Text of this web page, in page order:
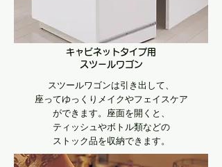
キャビネットタイプ用
​スツールワゴン
スツールワゴンは引き出して、
座ってゆっくりメイクやフェイスケア
ができます。座面を開くと、
ティッシュやボトル類などの
ストック品を収納できます。